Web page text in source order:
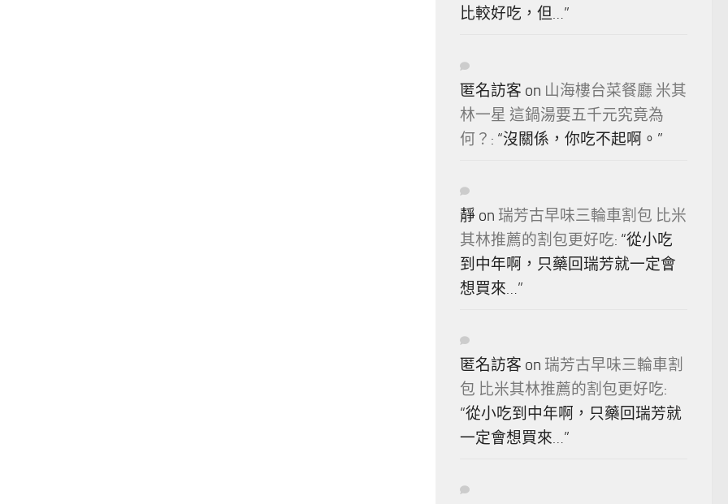
比較好吃，但…”
匿名訪客 on 山海樓台菜餐廳 米其
林一星 這鍋湯要五千元究竟為
何？ : “沒關係，你吃不起啊。 ”
靜 on 瑞芳古早味三輪車割包 比米
其林推薦的割包更好吃: “從小吃
到中年啊，只藥回瑞芳就一定會
想買來…”
匿名訪客 on 瑞芳古早味三輪車割
包 比米其林推薦的割包更好吃:
“從小吃到中年啊，只藥回瑞芳就
一定會想買來…”